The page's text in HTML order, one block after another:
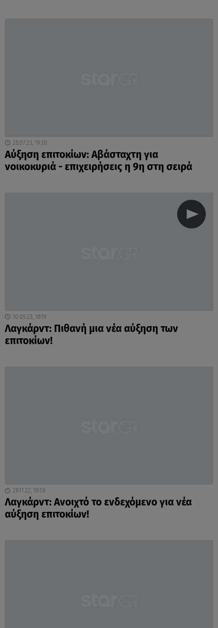
28.07.23, 19:30
Αύξηση επιτοκίων: Αβάσταχτη για
νοικοκυριά - επιχειρήσεις η 9η στη σειρά
10.05.23, 18:19
Λαγκάρντ: Πιθανή μια νέα αύξηση των
επιτοκίων!
28.11.22, 18:58
Λαγκάρντ: Ανοιχτό το ενδεχόμενο για νέα
αύξηση επιτοκίων!